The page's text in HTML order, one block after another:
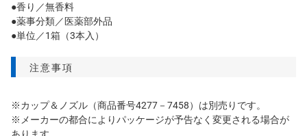
●香り／無香料
●薬事分類／医薬部外品
●単位／1箱（3本入）
注意事項
※カップ＆ノズル（商品番号4277－7458）は別売りです。
※メーカーの都合によりパッケージが予告なく変更される場合が
あります。